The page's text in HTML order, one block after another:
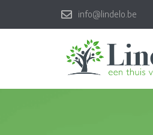
info@lindelo.be